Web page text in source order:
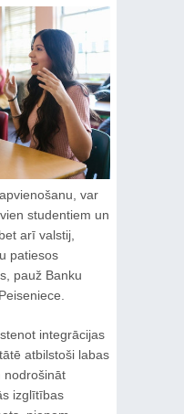
var
studentiem un
arī valstij,
patiesos
pauž Banku
integrācijas
atbilstoši labas
nodrošināt
izglītības